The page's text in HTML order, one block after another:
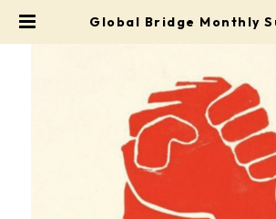
Global Bridge Monthly